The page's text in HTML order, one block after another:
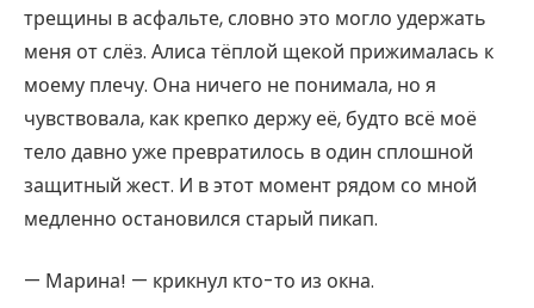
трещины в асфальте, словно это могло удержать
меня от слёз. Алиса тёплой щекой прижималась к
моему плечу. Она ничего не понимала, но я
чувствовала, как крепко держу её, будто всё моё
тело давно уже превратилось в один сплошной
защитный жест. И в этот момент рядом со мной
медленно остановился старый пикап.
— Марина! — крикнул кто-то из окна.